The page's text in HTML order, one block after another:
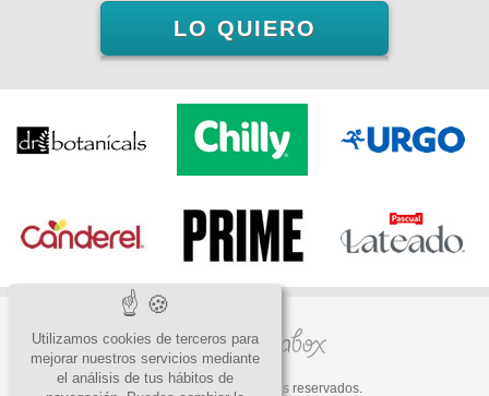
LO QUIERO
© 2026 Todos los derechos reservados.
Utilizamos cookies de terceros para
mejorar nuestros servicios mediante
el análisis de tus hábitos de